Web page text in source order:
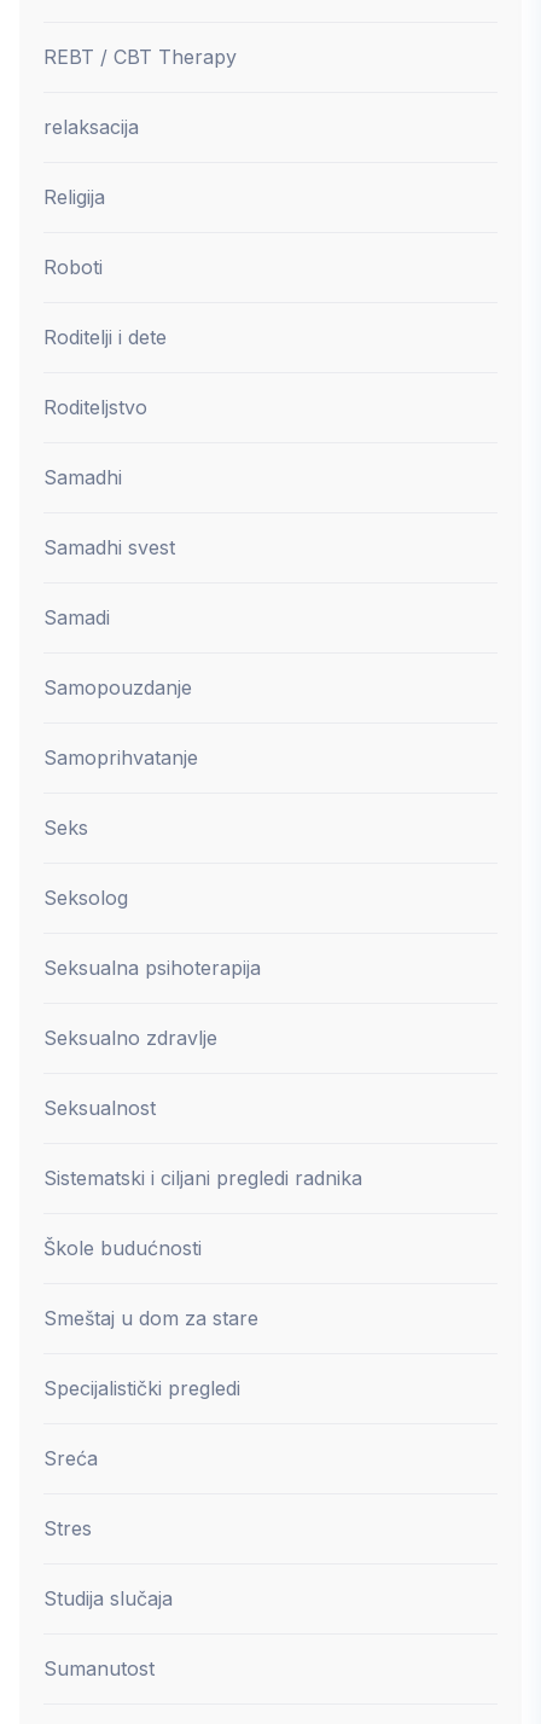
REBT / CBT Therapy
relaksacija
Religija
Roboti
Roditelji i dete
Roditeljstvo
Samadhi
Samadhi svest
Samadi
Samopouzdanje
Samoprihvatanje
Seks
Seksolog
Seksualna psihoterapija
Seksualno zdravlje
Seksualnost
Sistematski i ciljani pregledi radnika
Škole budućnosti
Smeštaj u dom za stare
Specijalistički pregledi
Sreća
Stres
Studija slučaja
Sumanutost